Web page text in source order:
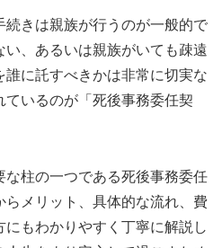
きは親族が行うのが一般的で
、あるいは親族がいても疎遠
に託すべきかは非常に切実な
ているのが「死後事務委任契
な柱の一つである死後事務委任
メリット、具体的な流れ、費
にもわかりやすく丁寧に解説し